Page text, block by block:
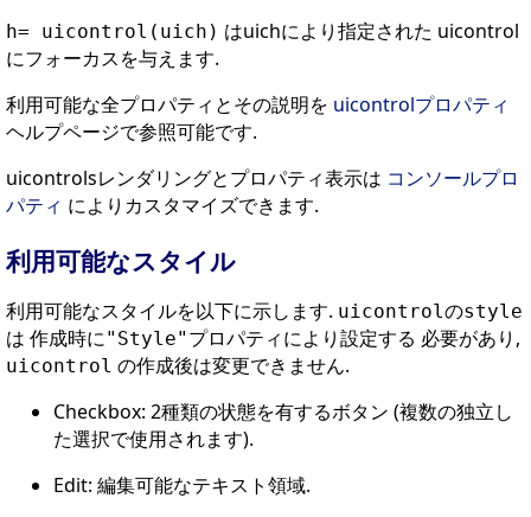
h= uicontrol(uich) はuichにより指定された uicontrol
にフォーカスを与えます.
利用可能な全プロパティとその説明を uicontrolプロパティ
ヘルプページで参照可能です.
uicontrolsレンダリングとプロパティ表示は コンソールプロ
パティ によりカスタマイズできます.
利用可能なスタイル
利用可能なスタイルを以下に示します. uicontrolのstyle
は 作成時に"Style" プロパティにより設定する 必要があり,
uicontrol の作成後は変更できません.
Checkbox: 2種類の状態を有するボタン (複数の独立し
た選択で使用されます).
Edit: 編集可能なテキスト領域.